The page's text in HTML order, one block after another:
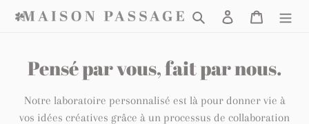
Aller
ChercherConnexion
Chariot
C
o
l
Pensé par vous, fait par nous.
Notre laboratoire personnalisé est là pour donner vie à
vos idées créatives grâce à un processus de collaboration